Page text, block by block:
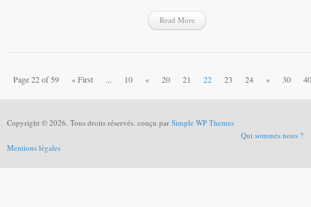
Read More
Page 22 of 59 « First ... 10 « 20 21 22 23 24 » 30 40
Copyright © 2026. Tous droits réservés. conçu par Simple WP Themes
Qui sommes nous ?
Mentions légales